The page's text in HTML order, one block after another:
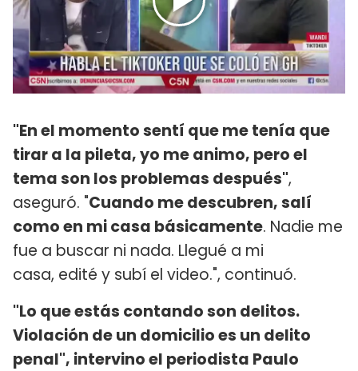
"En el momento sentí que me tenía que
tirar a la pileta, yo me animo, pero el
tema son los problemas después",
aseguró. "Cuando me descubren, salí
como en mi casa básicamente. Nadie me
fue a buscar ni nada. Llegué a mi
casa, edité y subí el video.", continuó.
"Lo que estás contando son delitos.
Violación de un domicilio es un delito
penal", intervino el periodista Paulo